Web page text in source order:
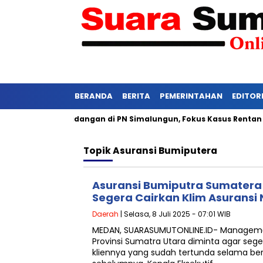
BERANDA BERITA PEMERINTAHAN
Ketat Persidangan di PN Simalungun, Fokus Kasus Rentan
TopikAsuransi Bumiputera
Asuransi Bumiputra
Segera Cairkan Klim Asuransi
Daerah | Selasa, 8 Juli 2025 - 07:01 WIB
MEDAN, SUARASUMUTONLINE.ID-
Provinsi Sumatra Utara diminta agar
kliennya yang sudah tertunda selama